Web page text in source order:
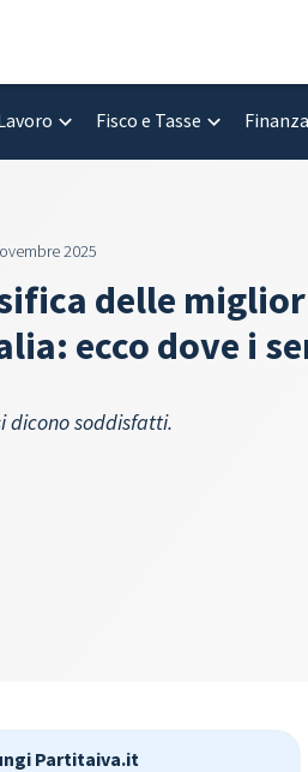
Fisco e Tasse Finanza
2025
delle
ecco dove i
dicono soddisfatti.
Partitaiva.it